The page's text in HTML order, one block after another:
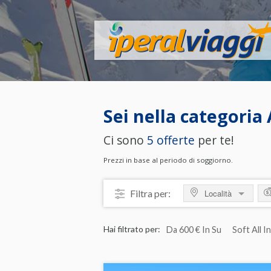
Sei nella categoria
Ci sono 5 offerte per te!
Prezzi in base al periodo di soggiorno.
Filtra per:
Località
Hai filtrato per: Da 600 € In Su Soft All